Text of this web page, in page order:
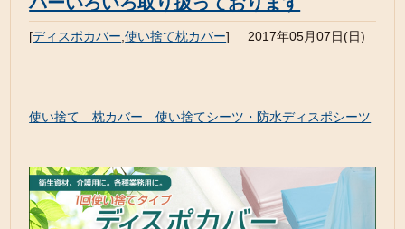
[ディスポカバー ,使い捨て枕カバー] 2017年05月07日(日)
使い捨て 枕カバー 使い捨てシーツ・防水ディスポシーツ